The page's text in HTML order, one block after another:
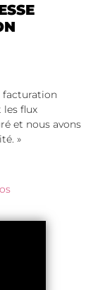
facturation
les flux
et nous avons
»